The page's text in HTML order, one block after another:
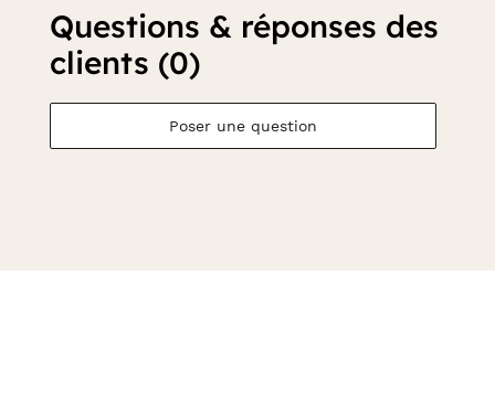
Questions & réponses des
clients (0)
Poser une question